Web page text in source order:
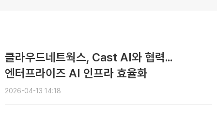
클라우드네트웍스, Cast AI와 협력...
엔터프라이즈 AI 인프라 효율화
2026-04-13 14:18